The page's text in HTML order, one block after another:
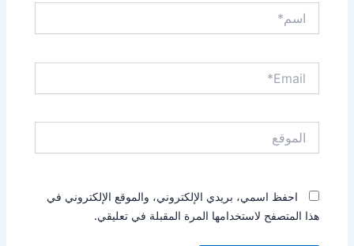
احفظ اسمي، بريدي الإلكتروني، والموقع الإلكتروني في
هذا المتصفح لاستخدامها المرة المقبلة في تعليقي.